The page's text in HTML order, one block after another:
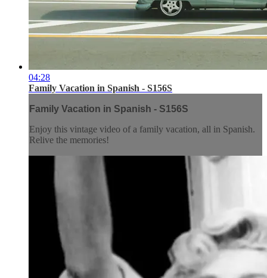
04:28
Family Vacation in Spanish - S156S
Family Vacation in Spanish - S156S
Enjoy this vintage video of a family vacation, all in Spanish.
Relive the memories!